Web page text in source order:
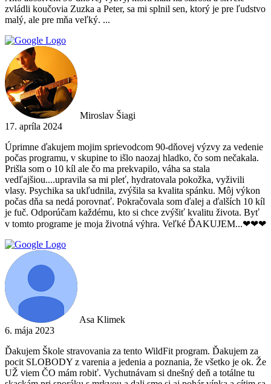
zvládli koučovia Zuzka a Peter, sa mi splnil sen, ktorý je pre ľudstvo
malý, ale pre mňa veľký. ...
Miroslav Šiagi
17. apríla 2024
Úprimne ďakujem mojim sprievodcom 90-dňovej výzvy za vedenie
počas programu, v skupine to išlo naozaj hladko, čo som nečakala.
Prišla som o 10 kíl ale čo ma prekvapilo, váha sa stala
vedľajšiou....upravila sa mi pleť, hydratovala pokožka, vyživili
vlasy. Psychika sa ukľudnila, zvýšila sa kvalita spánku. Môj výkon
počas dňa sa nedá porovnať. Pokračovala som ďalej a ďalších 10 kíl
je fuč. Odporúčam každému, kto si chce zvýšiť kvalitu života. Byť
v tomto programe je moja životná výhra. Veľké ĎAKUJEM...❤❤❤
Asa Klimek
6. mája 2023
Ďakujem Škole stravovania za tento WildFit program. Ďakujem za
pocit SLOBODY z varenia a jedenia a poznania, že všetko je ok. Že
UŽ viem ČO mám robiť. Vychutnávam si dnešný deň a totálne tu